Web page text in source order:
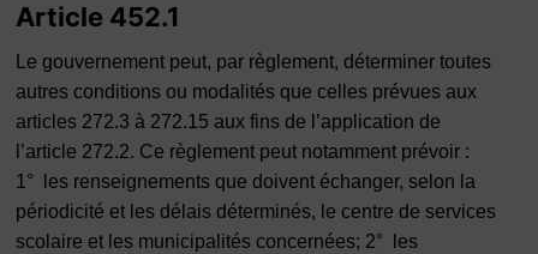
Article 452.1
Le gouvernement peut, par règlement, déterminer toutes
autres conditions ou modalités que celles prévues aux
articles 272.3 à 272.15 aux fins de l’application de
l’article 272.2. Ce règlement peut notamment prévoir :
1° les renseignements que doivent échanger, selon la
périodicité et les délais déterminés, le centre de services
scolaire et les municipalités concernées; 2° les